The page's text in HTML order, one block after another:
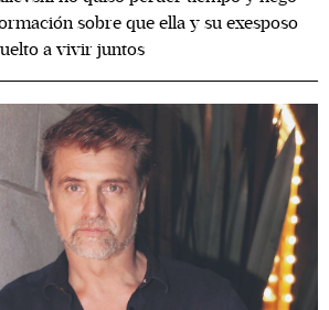
sobre que ella y su exesposo
a vivir juntos